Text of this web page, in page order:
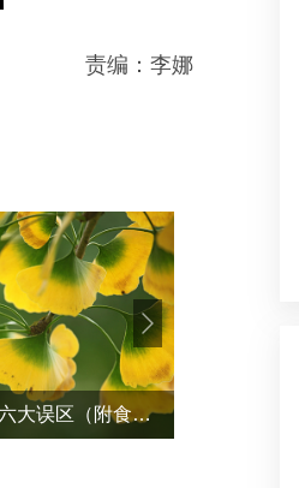
责编：李娜
今日立秋，养生千万避开六大误区（附食补指南）